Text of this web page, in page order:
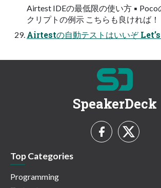
Airtest IDEの最低限の使い方 ▪ Poco
クリプトの例示 こちらも良ければ！
Airtestの自動テストはいいぞ
SpeakerDeck
Top Categories
Programming